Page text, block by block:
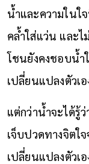
น้ำและความในใ
คล้ำใส่แว่น และ
โชนยังคงชอบน้
เปลี่ยนแปลงตัวเอ
แต่กว่าน้ำจะได้รู้
เจ็บปวดทางจิตใ
เปลี่ยนแปลงตัวเ